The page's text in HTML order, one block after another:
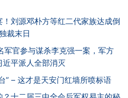
刘源邓朴方等红二代家族达成倒
裁末日
军官参与谋杀李克强一案，军方
平派人全部消灭
” – 这才是天安门红墙所喷标语